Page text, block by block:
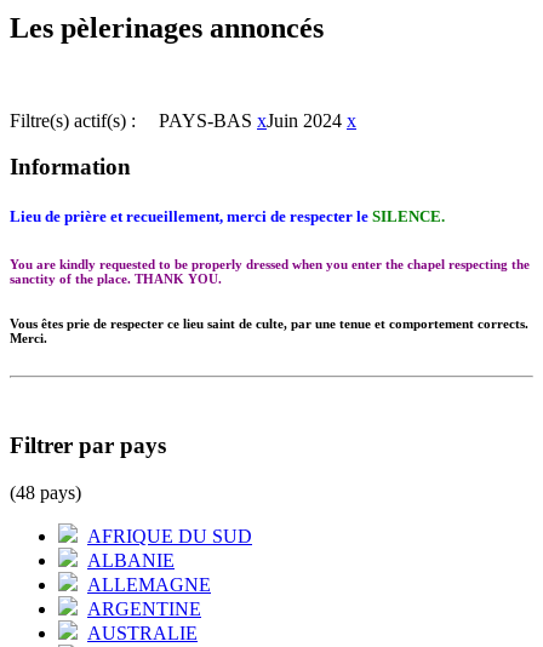
Les pèlerinages annoncés
Filtre(s) actif(s) : PAYS-BAS xJuin 2024 x
Information
Lieu de prière et recueillement, merci de respecter le SILENCE.
You are kindly requested to be properly dressed when you enter the chapel respecting the
sanctity of the place. THANK YOU.
Vous êtes prie de respecter ce lieu saint de culte, par une tenue et comportement corrects.
Merci.
Filtrer par pays
(48 pays)
AFRIQUE DU SUD
ALBANIE
ALLEMAGNE
ARGENTINE
AUSTRALIE